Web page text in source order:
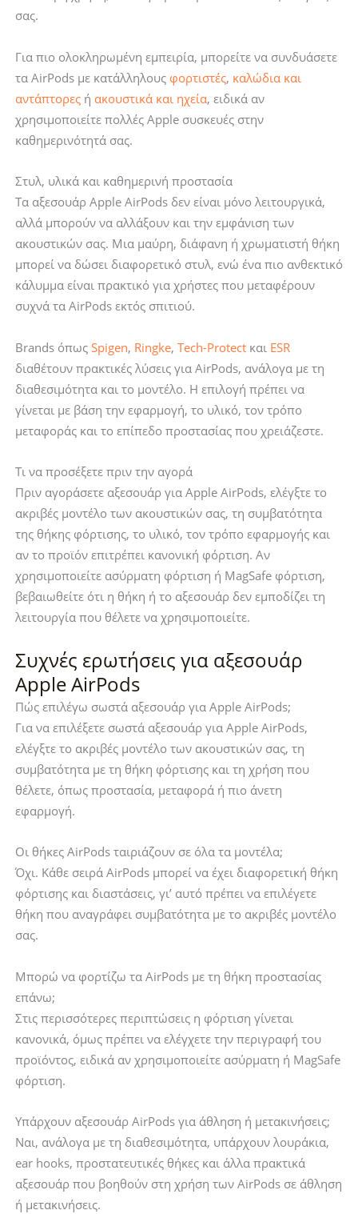
σας.
Για πιο ολοκληρωμένη εμπειρία, μπορείτε να συνδυάσετε
τα AirPods με κατάλληλους φορτιστές, καλώδια και
αντάπτορεςή ακουστικά και ηχεία, ειδικά αν
χρησιμοποιείτε πολλές Apple συσκευές στην
καθημερινότητά σας.
Στυλ, υλικά και καθημερινή προστασία
Τα αξεσουάρ Apple AirPods δεν είναι μόνο λειτουργικά,
αλλά μπορούν να αλλάξουν και την εμφάνιση των
ακουστικών σας. Μια μαύρη, διάφανη ή χρωματιστή θήκη
μπορεί να δώσει διαφορετικό στυλ, ενώ ένα πιο ανθεκτικό
κάλυμμα είναι πρακτικό για χρήστες που μεταφέρουν
συχνά τα AirPods εκτός σπιτιού.
Brands όπως Spigen, Ringke, Tech-Protectκαι ESR
διαθέτουν πρακτικές λύσεις για AirPods, ανάλογα με τη
διαθεσιμότητα και το μοντέλο. Η επιλογή πρέπει να
γίνεται με βάση την εφαρμογή, το υλικό, τον τρόπο
μεταφοράς και το επίπεδο προστασίας που χρειάζεστε.
Τι να προσέξετε πριν την αγορά
Πριν αγοράσετε αξεσουάρ για Apple AirPods, ελέγξτε το
ακριβές μοντέλο των ακουστικών σας, τη συμβατότητα
της θήκης φόρτισης, το υλικό, τον τρόπο εφαρμογής και
αν το προϊόν επιτρέπει κανονική φόρτιση. Αν
χρησιμοποιείτε ασύρματη φόρτιση ή MagSafe φόρτιση,
βεβαιωθείτε ότι η θήκη ή το αξεσουάρ δεν εμποδίζει τη
λειτουργία που θέλετε να χρησιμοποιείτε.
Συχνές ερωτήσεις για αξεσουάρ
Apple AirPods
Πώς επιλέγω σωστά αξεσουάρ για Apple AirPods;
Για να επιλέξετε σωστά αξεσουάρ για Apple AirPods,
ελέγξτε το ακριβές μοντέλο των ακουστικών σας, τη
συμβατότητα με τη θήκη φόρτισης και τη χρήση που
θέλετε, όπως προστασία, μεταφορά ή πιο άνετη
εφαρμογή.
Οι θήκες AirPods ταιριάζουν σε όλα τα μοντέλα;
Όχι. Κάθε σειρά AirPods μπορεί να έχει διαφορετική θήκη
φόρτισης και διαστάσεις, γι’ αυτό πρέπει να επιλέγετε
θήκη που αναγράφει συμβατότητα με το ακριβές μοντέλο
σας.
Μπορώ να φορτίζω τα AirPods με τη θήκη προστασίας
επάνω;
Στις περισσότερες περιπτώσεις η φόρτιση γίνεται
κανονικά, όμως πρέπει να ελέγχετε την περιγραφή του
προϊόντος, ειδικά αν χρησιμοποιείτε ασύρματη ή MagSafe
φόρτιση.
Υπάρχουν αξεσουάρ AirPods για άθληση ή μετακινήσεις;
Ναι, ανάλογα με τη διαθεσιμότητα, υπάρχουν λουράκια,
ear hooks, προστατευτικές θήκες και άλλα πρακτικά
αξεσουάρ που βοηθούν στη χρήση των AirPods σε άθληση
ή μετακινήσεις.